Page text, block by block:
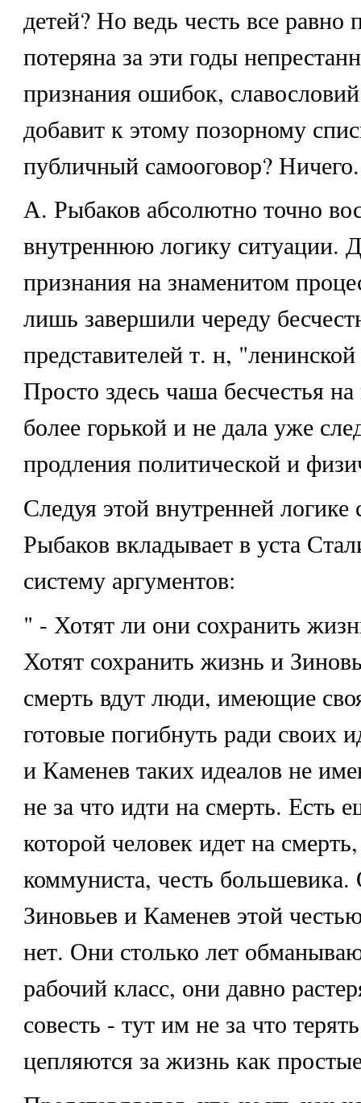
детей? Но ведь честь все равно
потеряна за эти годы
признания ошибок,
добавит к этому позорному
публичный самооговор?
А. Рыбаков абсолютно точно
внутреннюю логику ситуации.
признания на знаменитом
лишь завершили череду
представителей т. н,
Просто здесь чаша бесчестья на
более горькой и не дала уже
продления политической и
Следуя этой внутренней
Рыбаков вкладывает в уста
систему аргументов:
" - Хотят ли они сохранить
Хотят сохранить жизнь и
смерть вдут люди, имеющие
готовые погибнуть ради своих
и Каменев таких идеалов не
не за что идти на смерть. Есть
которой человек идет на
коммуниста, честь
Зиновьев и Каменев этой
нет. Они столько лет
рабочий класс, они давно
совесть - тут им не за что
цепляются за жизнь как